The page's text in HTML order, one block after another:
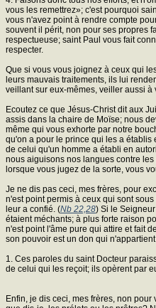
vous les remettrez»; c'est pourquoi
vous n'avez point à rendre compte
souvent il périt, non pour ses propres
respectueuse; saint Paul vous fait
respecter.
Que si vous vous joignez à ceux qui
leurs mauvais traitements, ils lui
veillant sur eux-mêmes, veiller aussi
Ecoutez ce que Jésus-Christ dit aux
assis dans la chaire de Moïse; nous
même qui vous exhorte par notre
qu'on a pour le prince qui les a établis
de celui qu'un homme a établi en
nous aiguisons nos langues contre
lorsque vous jugez de la sorte, vous
Je ne dis pas ceci, mes frères, pour
n'est point permis à ceux qui sont
leur a confié. (Nb 22,28) Si le
étaient méchants; à plus forte raison
n'est point l'âme pure qui attire et fait
son pouvoir est un don qui
1. Ces paroles du saint Docteur
de celui qui les reçoit; ils opèrent par
Enfin, je dis ceci, mes frères, non